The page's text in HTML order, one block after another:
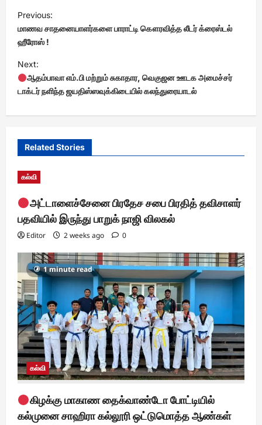
P
o
s
t
n
a
v
g
a
i
o
n
Previous:
மாணவ சாதனையாளர்களை பாராட்டி கௌரவித்த லீடர் க்ரைஸ்டல்
ஹீரோஸ் !
Next:
ஆதம்பாவா எம்.பி மற்றும் சுகாதார, வெகுஜன ஊடக அமைச்சர்
டாக்டர் நளிந்த ஜயதிஸ்ஸவுக்கிடையில் கலந்துரையாடல்
Related Stories
கல்வி
அட்டாளைச்சேனை பிரதேச சபை பிரதித் தவிசாளர்
பதவியில் இருந்து பாறுக் நாஜி விலகல்
Editor 2 weeks ago 0
1 minute read
கல்வி
கிழக்கு மாகாண தைக்வாண்டோ போட்டியில்
கல்முனை சாஹிரா கல்லூரி ஒட்டுமொத்த ஆண்கள்